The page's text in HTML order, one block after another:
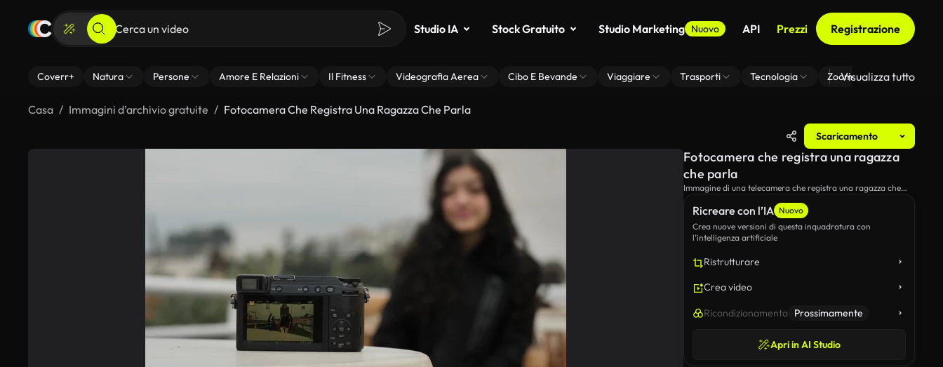
Studio IA Stock Gratuito Studio Marketing Nuovo API Prezzi Registrazione
Coverr+ Natura Persone Amore E Relazioni Il Fitness Videografia Aerea Cibo E Bevande Viaggiare Trasporti Tecnologia Zoom Di Sfondo Virtuale
Visualizza tutto
Casa Immagini d’archivio gratuite Fotocamera Che Registra Una Ragazza Che Parla
Scaricamento
Ricreare con l’IA Nuovo
Crea nuove versioni di questa inquadratura con
l’intelligenza artificiale
Ristrutturare
Crea video
Ricondizionamento Prossimamente
Apri in AI Studio
Fotocamera che registra una ragazza
che parla
Immagine di una telecamera che registra una ragazza che